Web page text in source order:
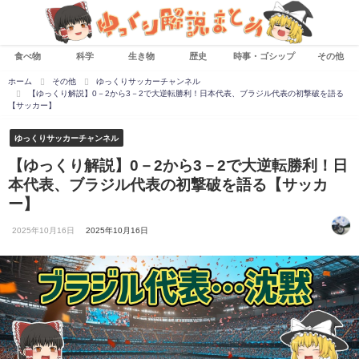
食べ物 科学 生き物 歴史 時事・ゴシップ その他
ホーム その他
ゆっくりサッカーチャンネル
【ゆっくり解説】0－2から3－2で大逆転勝利！日本代表、ブラジル代表の初撃破を語る
【サッカー】
ゆっくりサッカーチャンネル
【ゆっくり解説】0－2から3－2で大逆転勝利！日
本代表、ブラジル代表の初撃破を語る【サッカ
ー】
2025年10月16日 2025年10月16日